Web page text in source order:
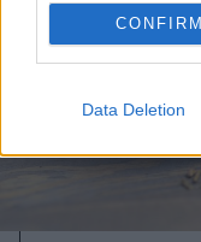
CONFIRM
Data Deletion